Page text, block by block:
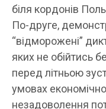
біля кордонів
По-друге,
“відморожені”
яких не обійтись
перед літньою
умовах
незадоволення